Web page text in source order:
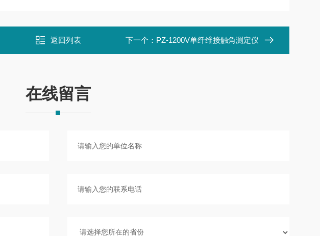
返回列表 下一个： PZ-1200V单纤维接触角测定仪
在线留言